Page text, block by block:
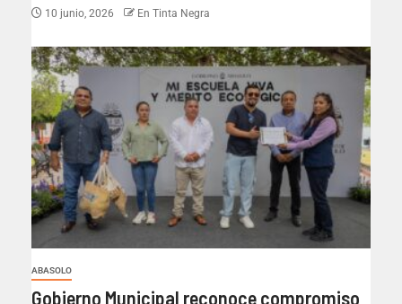
10 junio, 2026 En Tinta Negra
ABASOLO
Gobierno Municipal reconoce compromiso